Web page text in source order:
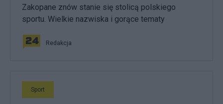
Zakopane znów stanie się stolicą polskiego
sportu. Wielkie nazwiska i gorące tematy
Redakcja
Sport